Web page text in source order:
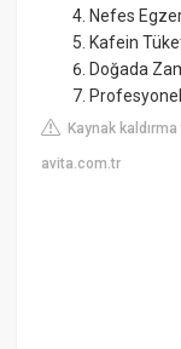
Nefes
Kafein
Doğada
Profesyonel
Kaynak
avita.com.tr